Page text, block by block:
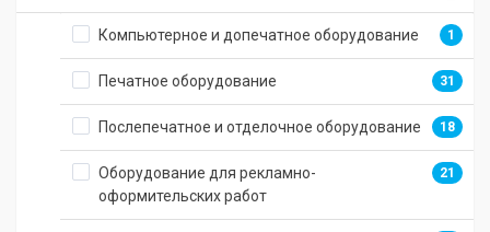
Компьютерное и допечатное оборудование 1
Печатное оборудование 31
Послепечатное и отделочное оборудование 18
Оборудование для рекламно-
оформительских работ
21